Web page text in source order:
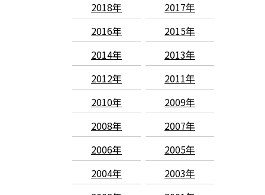
2018年
2017年
2016年
2015年
2014年
2013年
2012年
2011年
2010年
2009年
2008年
2007年
2006年
2005年
2004年
2003年